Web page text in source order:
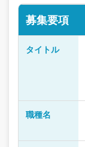
募集要項
タイトル
職種名